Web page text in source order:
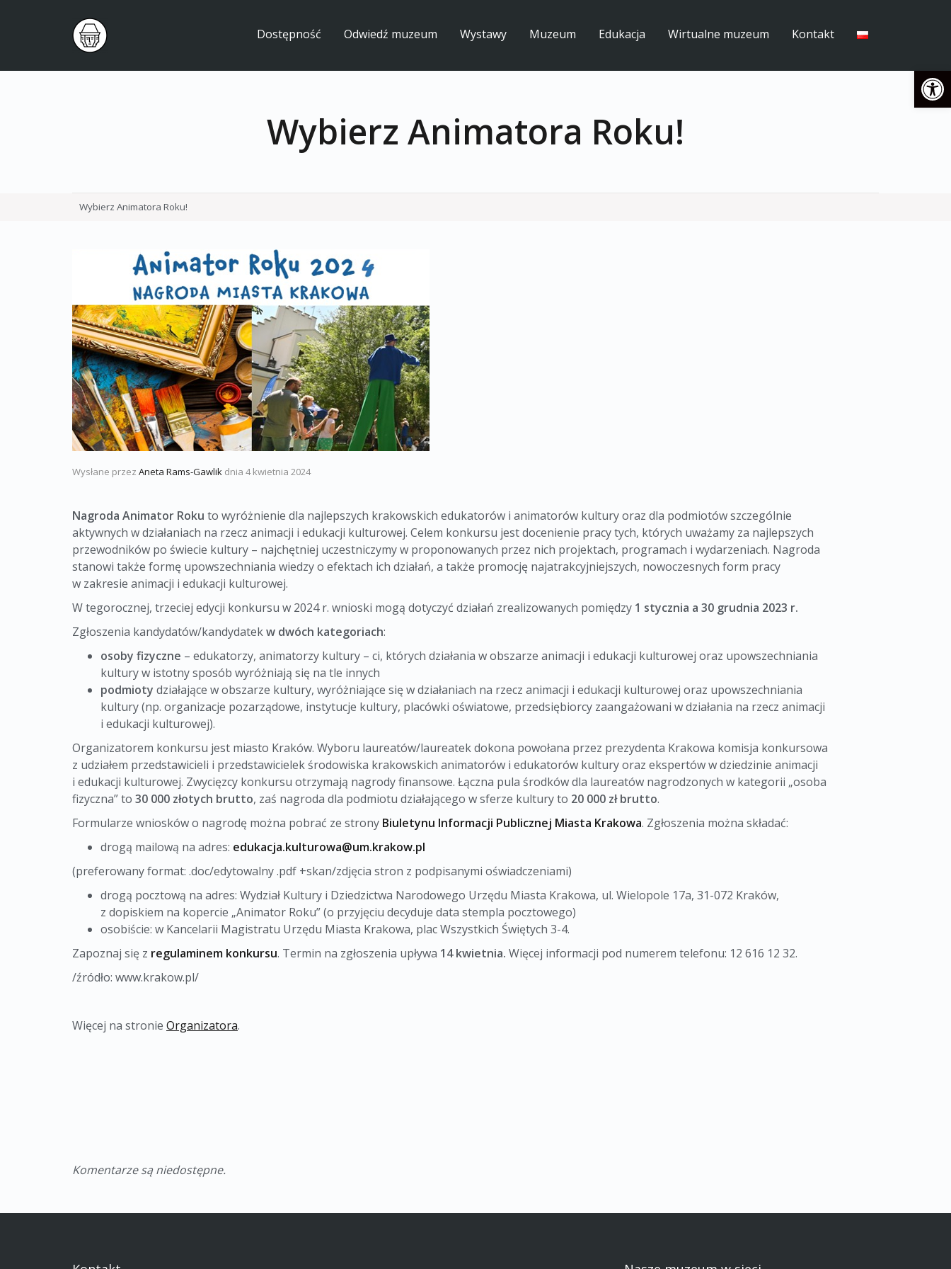
Dostępność Odwiedź muzeum Wystawy Muzeum Edukacja Wirtualne muzeum Kontakt
Wybierz Animatora Roku!
Wybierz Animatora Roku!
Wysłane przez Aneta Rams-Gawlik dnia 4 kwietnia 2024
Nagroda Animator Roku to wyróżnienie dla najlepszych krakowskich edukatorów i animatorów kultury oraz dla podmiotów szczególnie
aktywnych w działaniach na rzecz animacji i edukacji kulturowej. Celem konkursu jest docenienie pracy tych, których uważamy za najlepszych
przewodników po świecie kultury – najchętniej uczestniczymy w proponowanych przez nich projektach, programach i wydarzeniach. Nagroda
stanowi także formę upowszechniania wiedzy o efektach ich działań, a także promocję najatrakcyjniejszych, nowoczesnych form pracy
w zakresie animacji i edukacji kulturowej.
W tegorocznej, trzeciej edycji konkursu w 2024 r. wnioski mogą dotyczyć działań zrealizowanych pomiędzy 1 stycznia a 30 grudnia 2023 r.
Zgłoszenia kandydatów/kandydatekw dwóch kategoriach:
osoby fizyczne – edukatorzy, animatorzy kultury – ci, których działania w obszarze animacji i edukacji kulturowej oraz upowszechniania
kultury w istotny sposób wyróżniają się na tle innych
podmioty działające w obszarze kultury, wyróżniające się w działaniach na rzecz animacji i edukacji kulturowej oraz upowszechniania
kultury (np. organizacje pozarządowe, instytucje kultury, placówki oświatowe, przedsiębiorcy zaangażowani w działania na rzecz animacji
i edukacji kulturowej).
Organizatorem konkursu jest miasto Kraków. Wyboru laureatów/laureatek dokona powołana przez prezydenta Krakowa komisja konkursowa
z udziałem przedstawicieli i przedstawicielek środowiska krakowskich animatorów i edukatorów kultury oraz ekspertów w dziedzinie animacji
i edukacji kulturowej. Zwycięzcy konkursu otrzymają nagrody finansowe. Łączna pula środków dla laureatów nagrodzonych w kategorii „osoba
fizyczna” to 30 000 złotych brutto, zaś nagroda dla podmiotu działającego w sferze kultury to 20 000 zł brutto.
Formularze wniosków o nagrodę można pobrać ze strony Biuletynu Informacji Publicznej Miasta Krakowa. Zgłoszenia można składać:
drogą mailową na adres: edukacja.kulturowa@um.krakow.pl
(preferowany format: .doc/edytowalny .pdf +skan/zdjęcia stron z podpisanymi oświadczeniami)
drogą pocztową na adres: Wydział Kultury i Dziedzictwa Narodowego Urzędu Miasta Krakowa, ul. Wielopole 17a, 31-072 Kraków,
z dopiskiem na kopercie „Animator Roku” (o przyjęciu decyduje data stempla pocztowego)
osobiście: w Kancelarii Magistratu Urzędu Miasta Krakowa, plac Wszystkich Świętych 3-4.
Zapoznaj się z regulaminem konkursu. Termin na zgłoszenia upływa 14 kwietnia. Więcej informacji pod numerem telefonu: 12 616 12 32.
/źródło: www.krakow.pl/
Więcej na stronie Organizatora.
Komentarze są niedostępne.